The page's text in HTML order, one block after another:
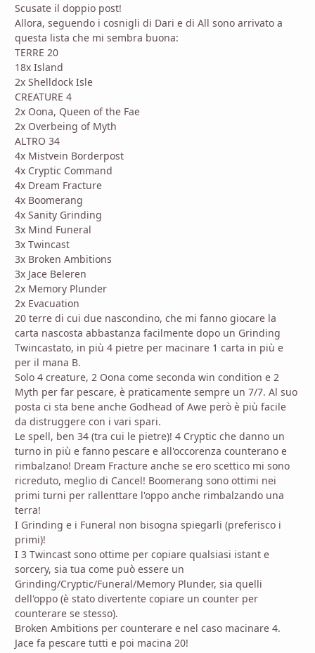
Scusate il doppio post!
Allora, seguendo i cosnigli di Dari e di All sono arrivato a
questa lista che mi sembra buona:
TERRE 20
18x Island
2x Shelldock Isle
CREATURE 4
2x Oona, Queen of the Fae
2x Overbeing of Myth
ALTRO 34
4x Mistvein Borderpost
4x Cryptic Command
4x Dream Fracture
4x Boomerang
4x Sanity Grinding
3x Mind Funeral
3x Twincast
3x Broken Ambitions
3x Jace Beleren
2x Memory Plunder
2x Evacuation
20 terre di cui due nascondino, che mi fanno giocare la
carta nascosta abbastanza facilmente dopo un Grinding
Twincastato, in più 4 pietre per macinare 1 carta in più e
per il mana B.
Solo 4 creature, 2 Oona come seconda win condition e 2
Myth per far pescare, è praticamente sempre un 7/7. Al suo
posta ci sta bene anche Godhead of Awe però è più facile
da distruggere con i vari spari.
Le spell, ben 34 (tra cui le pietre)! 4 Cryptic che danno un
turno in più e fanno pescare e all'occorenza counterano e
rimbalzano! Dream Fracture anche se ero scettico mi sono
ricreduto, meglio di Cancel! Boomerang sono ottimi nei
primi turni per rallenttare l'oppo anche rimbalzando una
terra!
I Grinding e i Funeral non bisogna spiegarli (preferisco i
primi)!
I 3 Twincast sono ottime per copiare qualsiasi istant e
sorcery, sia tua come può essere un
Grinding/Cryptic/Funeral/Memory Plunder, sia quelli
dell'oppo (è stato divertente copiare un counter per
counterare se stesso).
Broken Ambitions per counterare e nel caso macinare 4.
Jace fa pescare tutti e poi macina 20!